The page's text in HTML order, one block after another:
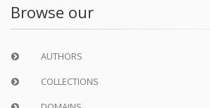
Browse our
AUTHORS
COLLECTIONS